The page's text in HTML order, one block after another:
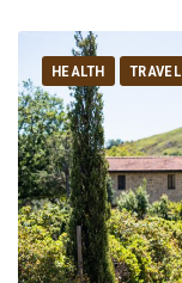
HEALTH TRAVEL